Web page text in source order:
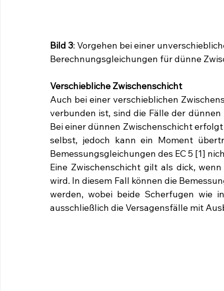
Bild 3: Vorgehen bei einer
Berechnungsgleichungen für dünne
Verschiebliche Zwischenschicht
Auch bei einer verschieblichen
verbunden ist, sind die Fälle der
Bei einer dünnen Zwischenschicht
selbst, jedoch kann ein Moment
Bemessungsgleichungen des EC 5 [1]
Eine Zwischenschicht gilt als dick,
wird. In diesem Fall können die
werden, wobei beide Scherfugen wie
ausschließlich die Versagensfälle mit